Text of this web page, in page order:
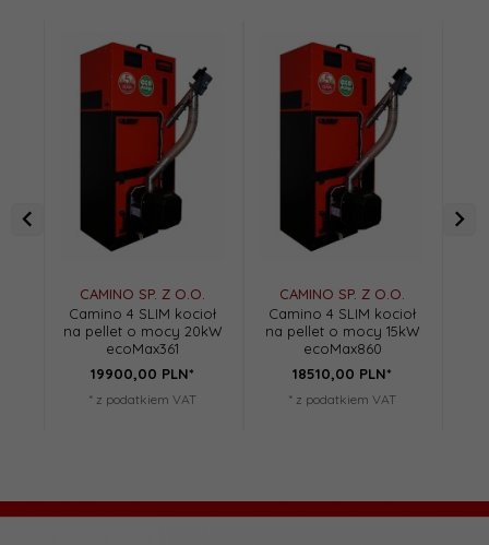
CAMINO SP. Z O.O.
Camino 4 SLIM kocioł
na pellet o mocy 20kW
ecoMax361
19900,00 PLN*
* z podatkiem VAT
CAMINO SP. Z O.O.
Camino 4 SLIM kocioł
na pellet o mocy 15kW
ecoMax860
18510,00 PLN*
* z podatkiem VAT